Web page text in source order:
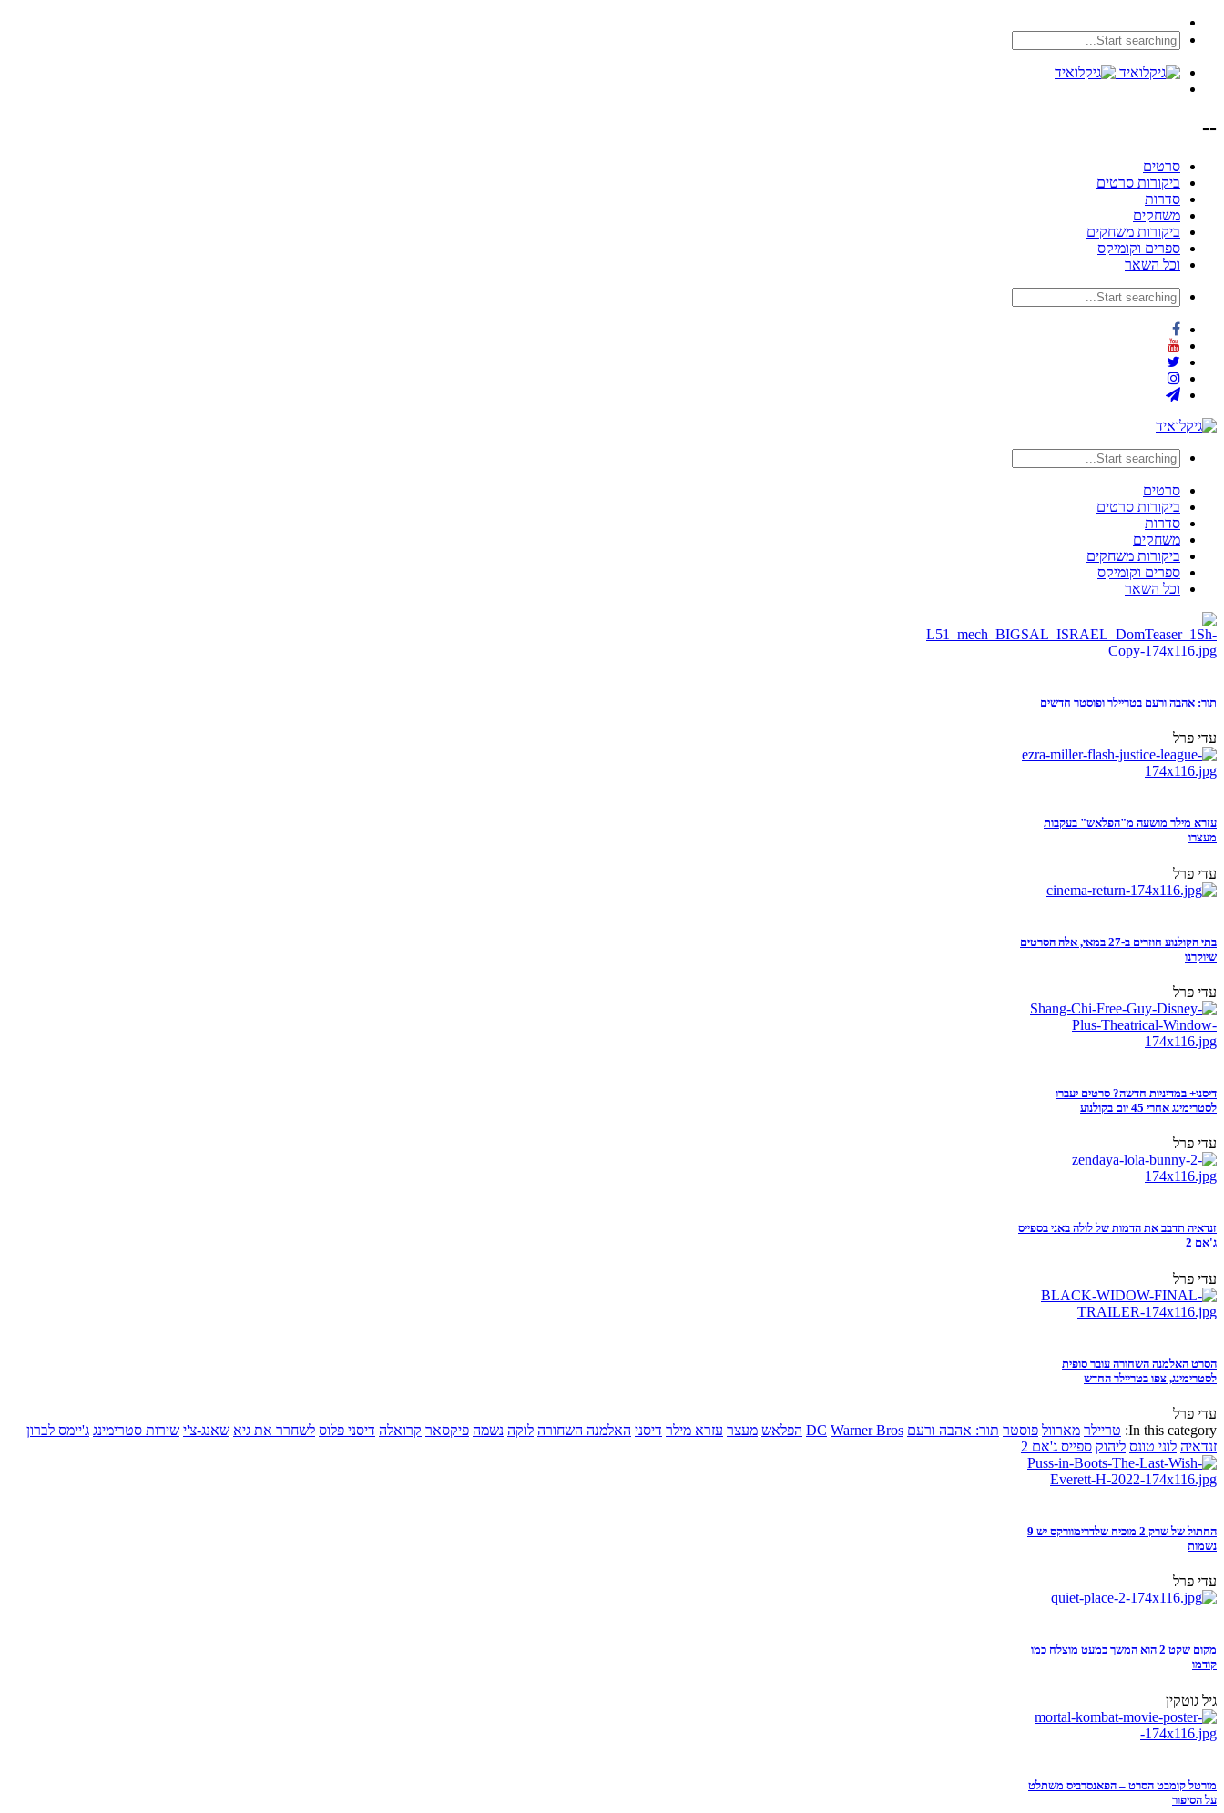
--
סרטים
ביקורות סרטים
סדרות
משחקים
ביקורות משחקים
ספרים וקומיקס
וכל השאר
סרטים
ביקורות סרטים
סדרות
משחקים
ביקורות משחקים
ספרים וקומיקס
וכל השאר
תור: אהבה ורעם בטריילר ופוסטר חדשים
עדי פרל
עזרא מילר מושעה מ"הפלאש" בעקבות
מעצרו
עדי פרל
בתי הקולנוע חוזרים ב-27 במאי, אלה הסרטים
שיוקרנו
עדי פרל
דיסני+ במדיניות חדשה? סרטים יעברו
לסטרימינג אחרי 45 יום בקולנוע
עדי פרל
זנדאיה תדבב את הדמות של לולה באני בספייס
ג'אם 2
עדי פרל
הסרט האלמנה השחורה עובר סופית
לסטרימינג, צפו בטריילר החדש
עדי פרל
In this category: טריילר מארוול פוסטר תור: אהבה ורעם DC Warner Bros הפלאש מעצר עזרא מילר דיסני האלמנה השחורה לוקה נשמה פיקסאר קרואלה דיסני פלוס לשחרר את גיא שאנג-צ'י שירות סטרימינג ג'יימס לברון
זנדאיה לוני טונס ליהוק ספייס ג'אם 2
החתול של שרק 2 מוכיח שלדרימוורקס יש 9
נשמות
עדי פרל
מקום שקט 2 הוא המשך כמעט מוצלח כמו
קודמו
גיל גוטקין
מורטל קומבט הסרט – הפאנסרביס משתלט
על הסיפור